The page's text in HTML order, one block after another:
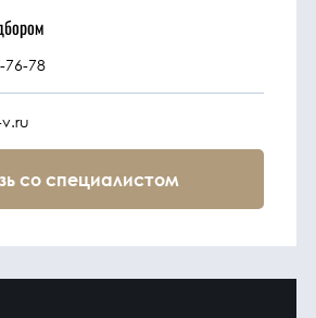
76-78
со специалистом